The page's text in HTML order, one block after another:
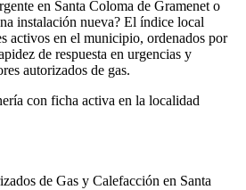
en Santa Coloma de Gramenet o
instalación nueva? El índice local
activos en el municipio, ordenados por
de respuesta en urgencias y
autorizados de gas.
con ficha activa en la localidad
de Gas y Calefacción en Santa